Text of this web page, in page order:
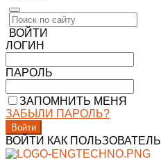
ВОЙТИ
ЛОГИН
ПАРОЛЬ
ЗАПОМНИТЬ МЕНЯ
ЗАБЫЛИ ПАРОЛЬ?
ВОЙТИ КАК ПОЛЬЗОВАТЕЛЬ